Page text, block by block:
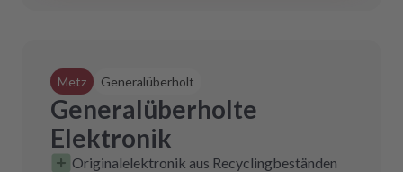
Metz Generalüberholt
Generalüberholte
Elektronik
Originalelektronik aus Recyclingbeständen